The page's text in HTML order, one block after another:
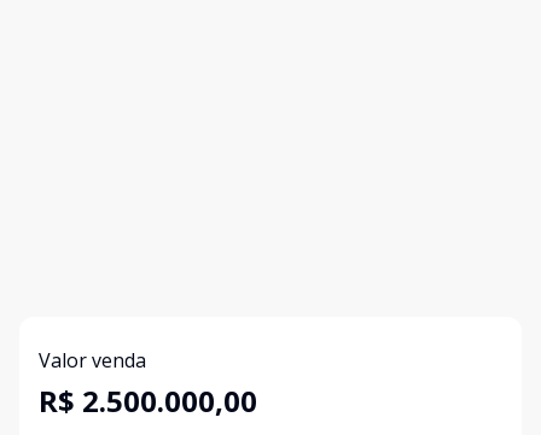
Valor venda
R$ 2.500.000,00